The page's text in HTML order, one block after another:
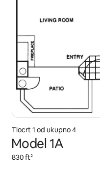
Tlocrt 1 od ukupno 4
Model 1A
830 ft²